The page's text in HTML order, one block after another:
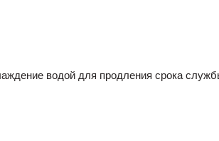
водой для продления срока